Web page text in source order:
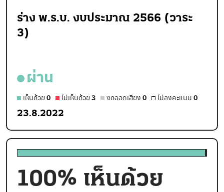
ร่าง พ.ร.บ. งบประมาณ 2566 (วาระ
3)
ผ่าน
เห็นด้วย 0 ไม่เห็นด้วย 3 งดออกเสียง 0 ไม่ลงคะแนน 0
23.8.2022
100% เห็นด้วย